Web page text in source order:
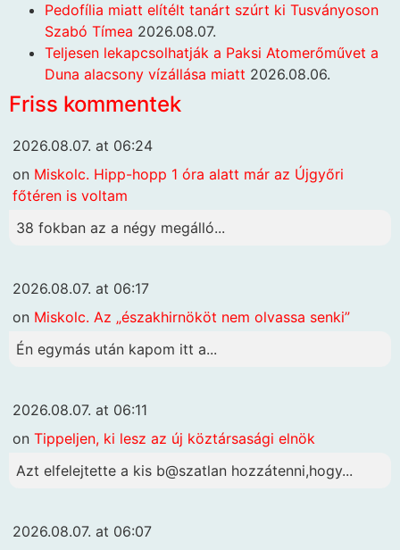
Pedofília miatt elítélt tanárt szúrt ki Tusványoson
Szabó Tímea 2026.08.07.
Teljesen lekapcsolhatják a Paksi Atomerőművet a
Duna alacsony vízállása miatt 2026.08.06.
Friss kommentek
2026.08.07. at 06:24
on Miskolc. Hipp-hopp 1 óra alatt már az Újgyőri
főtéren is voltam
38 fokban az a négy megálló...
2026.08.07. at 06:17
on Miskolc. Az „északhirnököt nem olvassa senki”
Én egymás után kapom itt a...
2026.08.07. at 06:11
on Tippeljen, ki lesz az új köztársasági elnök
Azt elfelejtette a kis b@szatlan hozzátenni,hogy...
2026.08.07. at 06:07